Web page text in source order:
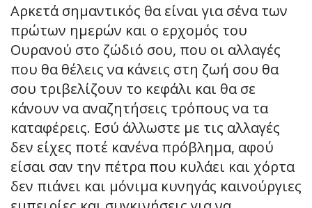
Αρκετά σημαντικός θα είναι για σένα των
πρώτων ημερών και ο ερχομός του
Ουρανού στο ζώδιό σου, που οι αλλαγές
που θα θέλεις να κάνεις στη ζωή σου θα
σου τριβελίζουν το κεφάλι και θα σε
κάνουν να αναζητήσεις τρόπους να τα
καταφέρεις. Εσύ άλλωστε με τις αλλαγές
δεν είχες ποτέ κανένα πρόβλημα, αφού
είσαι σαν την πέτρα που κυλάει και χόρτα
δεν πιάνει και μόνιμα κυνηγάς καινούργιες